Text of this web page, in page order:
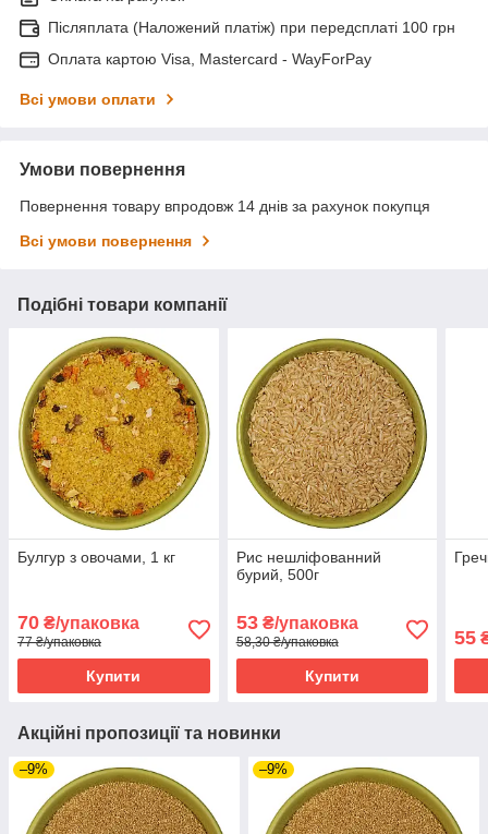
Післяплата (Наложений платіж) при передсплаті 100 грн
Оплата картою Visa, Mastercard - WayForPay
Всі умови оплати
Умови повернення
Повернення товару впродовж 14 днів за рахунок покупця
Всі умови повернення
Подібні товари компанії
Булгур з овочами, 1 кг
70 ₴/упаковка
77 ₴/упаковка
Купити
Рис нешліфованний
бурий, 500г
53₴/упаковка
58,30 ₴/упаковка
Купити
55
Акційні пропозиції та новинки
–9% –9%